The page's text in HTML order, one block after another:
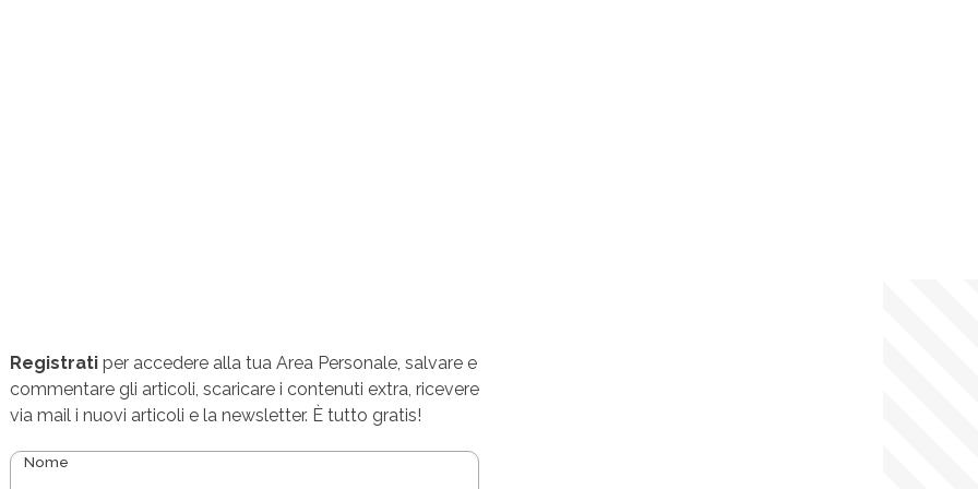
Registrati per accedere alla tua Area Personale, salvare e
commentare gli articoli, scaricare i contenuti extra, ricevere
via mail i nuovi articoli e la newsletter. È tutto gratis!
Nome